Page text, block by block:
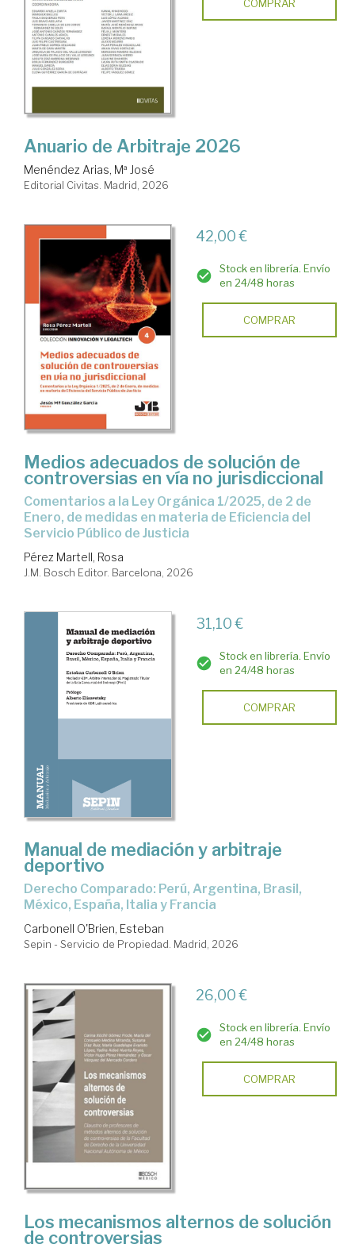
COMPRAR
Anuario de Arbitraje 2026
Menéndez Arias, Mª José
Editorial Civitas. Madrid, 2026
42,00 €
Stock en librería. Envío
en 24/48 horas
COMPRAR
Medios adecuados de solución de
controversias en vía no jurisdiccional
Comentarios a la Ley Orgánica 1/2025, de 2 de
Enero, de medidas en materia de Eficiencia del
Servicio Público de Justicia
Pérez Martell, Rosa
J.M. Bosch Editor. Barcelona, 2026
31,10 €
Stock en librería. Envío
en 24/48 horas
COMPRAR
Manual de mediación y arbitraje
deportivo
Derecho Comparado: Perú, Argentina, Brasil,
México, España, Italia y Francia
Carbonell O'Brien, Esteban
Sepin - Servicio de Propiedad. Madrid, 2026
26,00 €
Stock en librería. Envío
en 24/48 horas
COMPRAR
Los mecanismos alternos de solución
de controversias